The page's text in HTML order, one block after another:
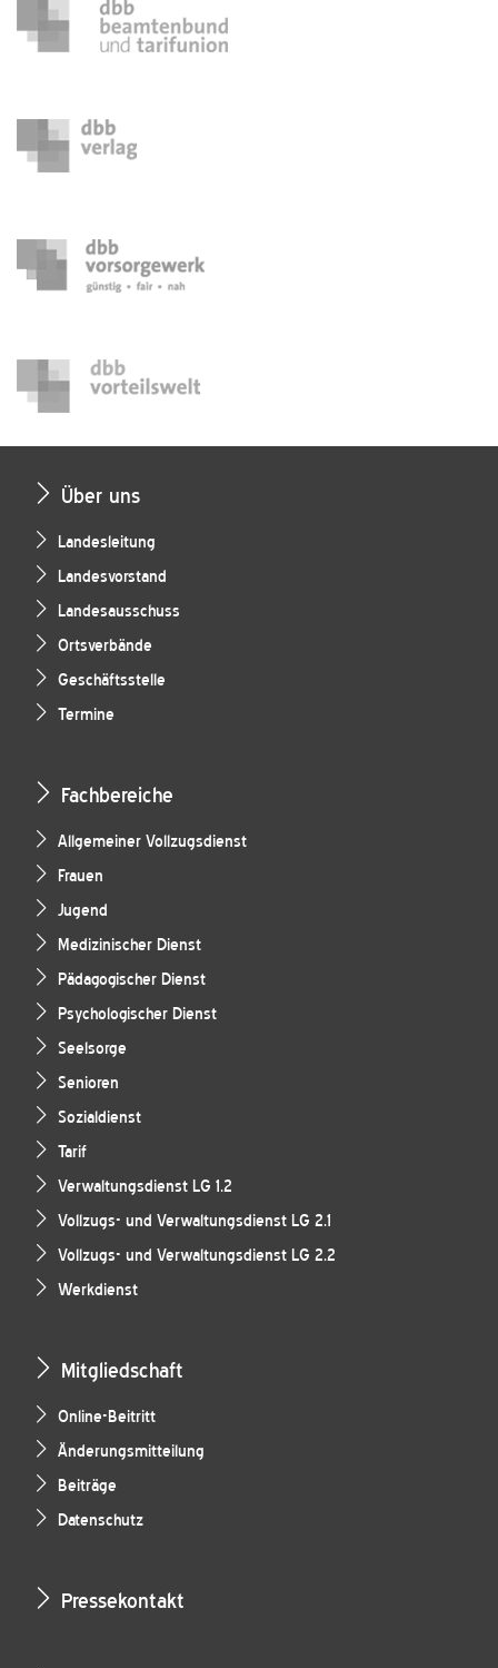
Über uns
Landesleitung
Landesvorstand
Landesausschuss
Ortsverbände
Geschäftsstelle
Termine
Fachbereiche
Allgemeiner Vollzugsdienst
Frauen
Jugend
Medizinischer Dienst
Pädagogischer Dienst
Psychologischer Dienst
Seelsorge
Senioren
Sozialdienst
Tarif
Verwaltungsdienst LG 1.2
Vollzugs- und Verwaltungsdienst LG 2.1
Vollzugs- und Verwaltungsdienst LG 2.2
Werkdienst
Mitgliedschaft
Online-Beitritt
Änderungsmitteilung
Beiträge
Datenschutz
Pressekontakt